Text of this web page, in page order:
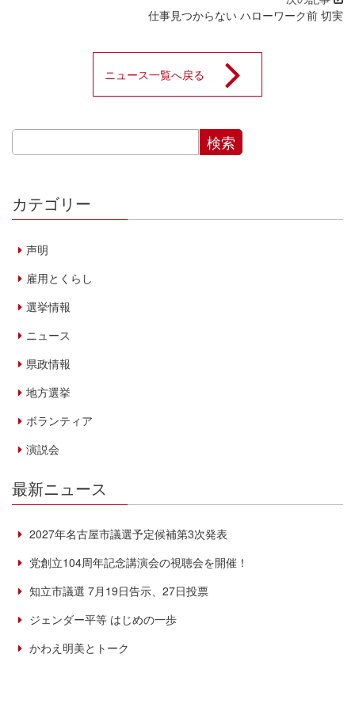
仕事見つからない ハローワーク前 切実
ニュース一覧へ戻る
カテゴリー
声明
雇用とくらし
選挙情報
ニュース
県政情報
地方選挙
ボランティア
演説会
最新ニュース
2027年名古屋市議選予定候補第3次発表
党創立104周年記念講演会の視聴会を開催！
知立市議選 7月19日告示、27日投票
ジェンダー平等 はじめの一歩
かわえ明美とトーク